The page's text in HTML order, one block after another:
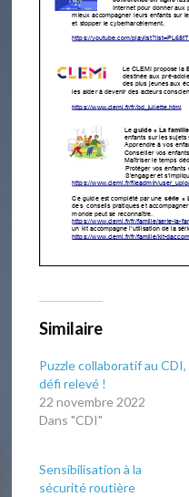
Similaire
Puzzle collaboratif au CDI,
défi relevé !
22 novembre 2022
Dans "CDI"
Sensibilisation à la
sécurité routière